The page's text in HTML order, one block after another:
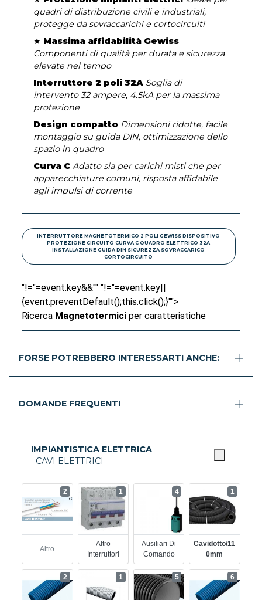
quadri di distribuzione civili e industriali,
protegge da sovraccarichi e cortocircuiti
★ Massima affidabilità Gewiss
Componenti di qualità per durata e sicurezza
elevate nel tempo
Interruttore 2 poli 32A Soglia di
intervento 32 ampere, 4.5kA per la massima
protezione
Design compatto Dimensioni ridotte, facile
montaggio su guida DIN, ottimizzazione dello
spazio in quadro
Curva C Adatto sia per carichi misti che per
apparecchiature comuni, risposta affidabile
agli impulsi di corrente
INTERRUTTORE MAGNETOTERMICO 2 POLI GEWISS DISPOSITIVO
PROTEZIONE CIRCUITO CURVA C QUADRO ELETTRICO 32A
INSTALLAZIONE GUIDA DIN SICUREZZA SOVRACCARICO
CORTOCIRCUITO
"!="=event.key&&"" "!="=event.key||
{event.preventDefault();this.click();}"">
Ricerca Magnetotermiciper caratteristiche
FORSE POTREBBERO INTERESSARTI ANCHE:
DOMANDE FREQUENTI
IMPIANTISTICA ELETTRICA
CAVI ELETTRICI
Altro
2
Altro
Interruttori
1
Ausiliari Di
Comando
4
Cavidotto/11
0mm
1
2 1 5 6